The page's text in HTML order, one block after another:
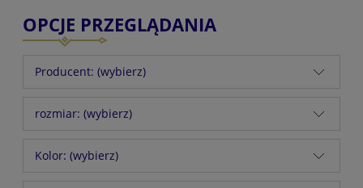
OPCJE PRZEGLĄDANIA
Producent: (wybierz)
rozmiar: (wybierz)
Kolor: (wybierz)